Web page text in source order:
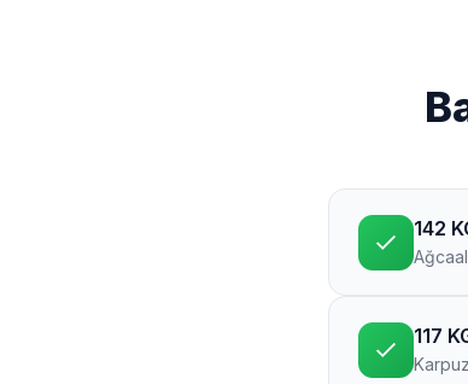
142
117